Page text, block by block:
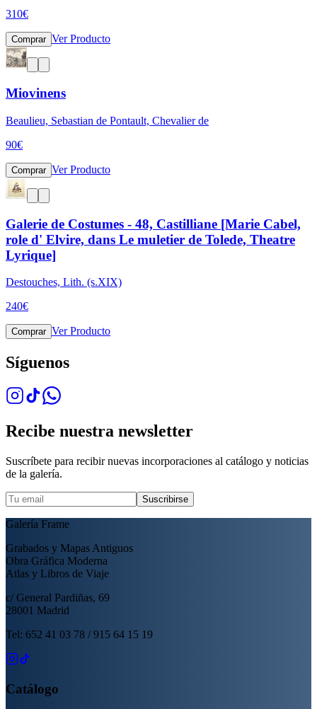
310€
Comprar Ver Producto
Miovinens
Beaulieu, Sebastian de Pontault, Chevalier de
90€
Comprar Ver Producto
Galerie de Costumes - 48, Castilliane [Marie Cabel,
role d' Elvire, dans Le muletier de Tolede, Theatre
Lyrique]
Destouches, Lith. (s.XIX)
240€
Comprar Ver Producto
Síguenos
Recibe nuestra newsletter
Suscríbete para recibir nuevas incorporaciones al catálogo y noticias
de la galería.
Suscribirse
Galería Frame
Grabados y Mapas Antiguos
Obra Gráfica Moderna
Atlas y Libros de Viaje
c/ General Pardiñas, 69
28001 Madrid
Tel: 652 41 03 78 / 915 64 15 19
Catálogo